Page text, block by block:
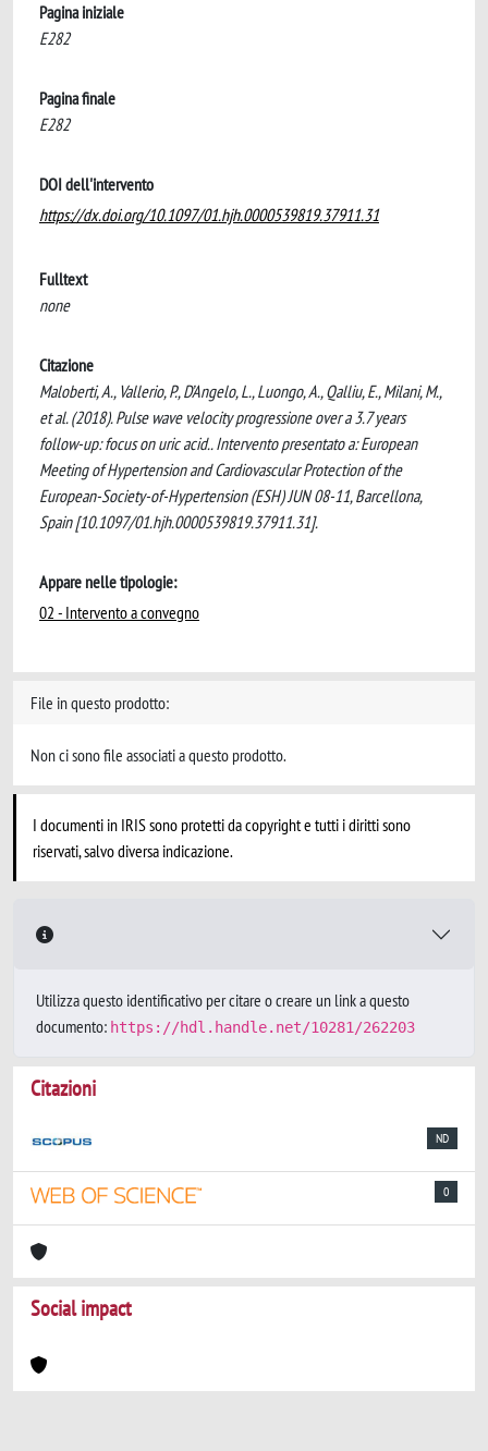
Pagina iniziale
E282
Pagina finale
E282
DOI dell'intervento
https://dx.doi.org/10.1097/01.hjh.0000539819.37911.31
Fulltext
none
Citazione
Maloberti, A., Vallerio, P., D’Angelo, L., Luongo, A., Qalliu, E., Milani, M.,
et al. (2018). Pulse wave velocity progressione over a 3.7 years
follow-up: focus on uric acid.. Intervento presentato a: European
Meeting of Hypertension and Cardiovascular Protection of the
European-Society-of-Hypertension (ESH) JUN 08-11, Barcellona,
Spain [10.1097/01.hjh.0000539819.37911.31].
Appare nelle tipologie:
02 - Intervento a convegno
File in questo prodotto:
Non ci sono file associati a questo prodotto.
I documenti in IRIS sono protetti da copyright e tutti i diritti sono
riservati, salvo diversa indicazione.
Utilizza questo identificativo per citare o creare un link a questo
documento: https://hdl.handle.net/10281/262203
Citazioni
ND
0
Social impact